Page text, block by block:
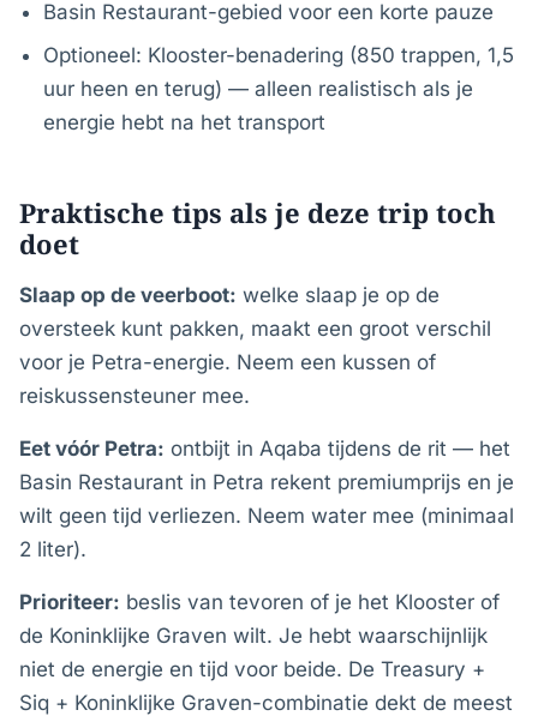
Basin Restaurant-gebied voor een korte pauze
Optioneel: Klooster-benadering (850 trappen, 1,5
uur heen en terug) — alleen realistisch als je
energie hebt na het transport
Praktische tips als je deze trip toch
doet
Slaap op de veerboot: welke slaap je op de
oversteek kunt pakken, maakt een groot verschil
voor je Petra-energie. Neem een kussen of
reiskussensteuner mee.
Eet vóór Petra: ontbijt in Aqaba tijdens de rit — het
Basin Restaurant in Petra rekent premiumprijs en je
wilt geen tijd verliezen. Neem water mee (minimaal
2 liter).
Prioriteer: beslis van tevoren of je het Klooster of
de Koninklijke Graven wilt. Je hebt waarschijnlijk
niet de energie en tijd voor beide. De Treasury +
Siq + Koninklijke Graven-combinatie dekt de meest